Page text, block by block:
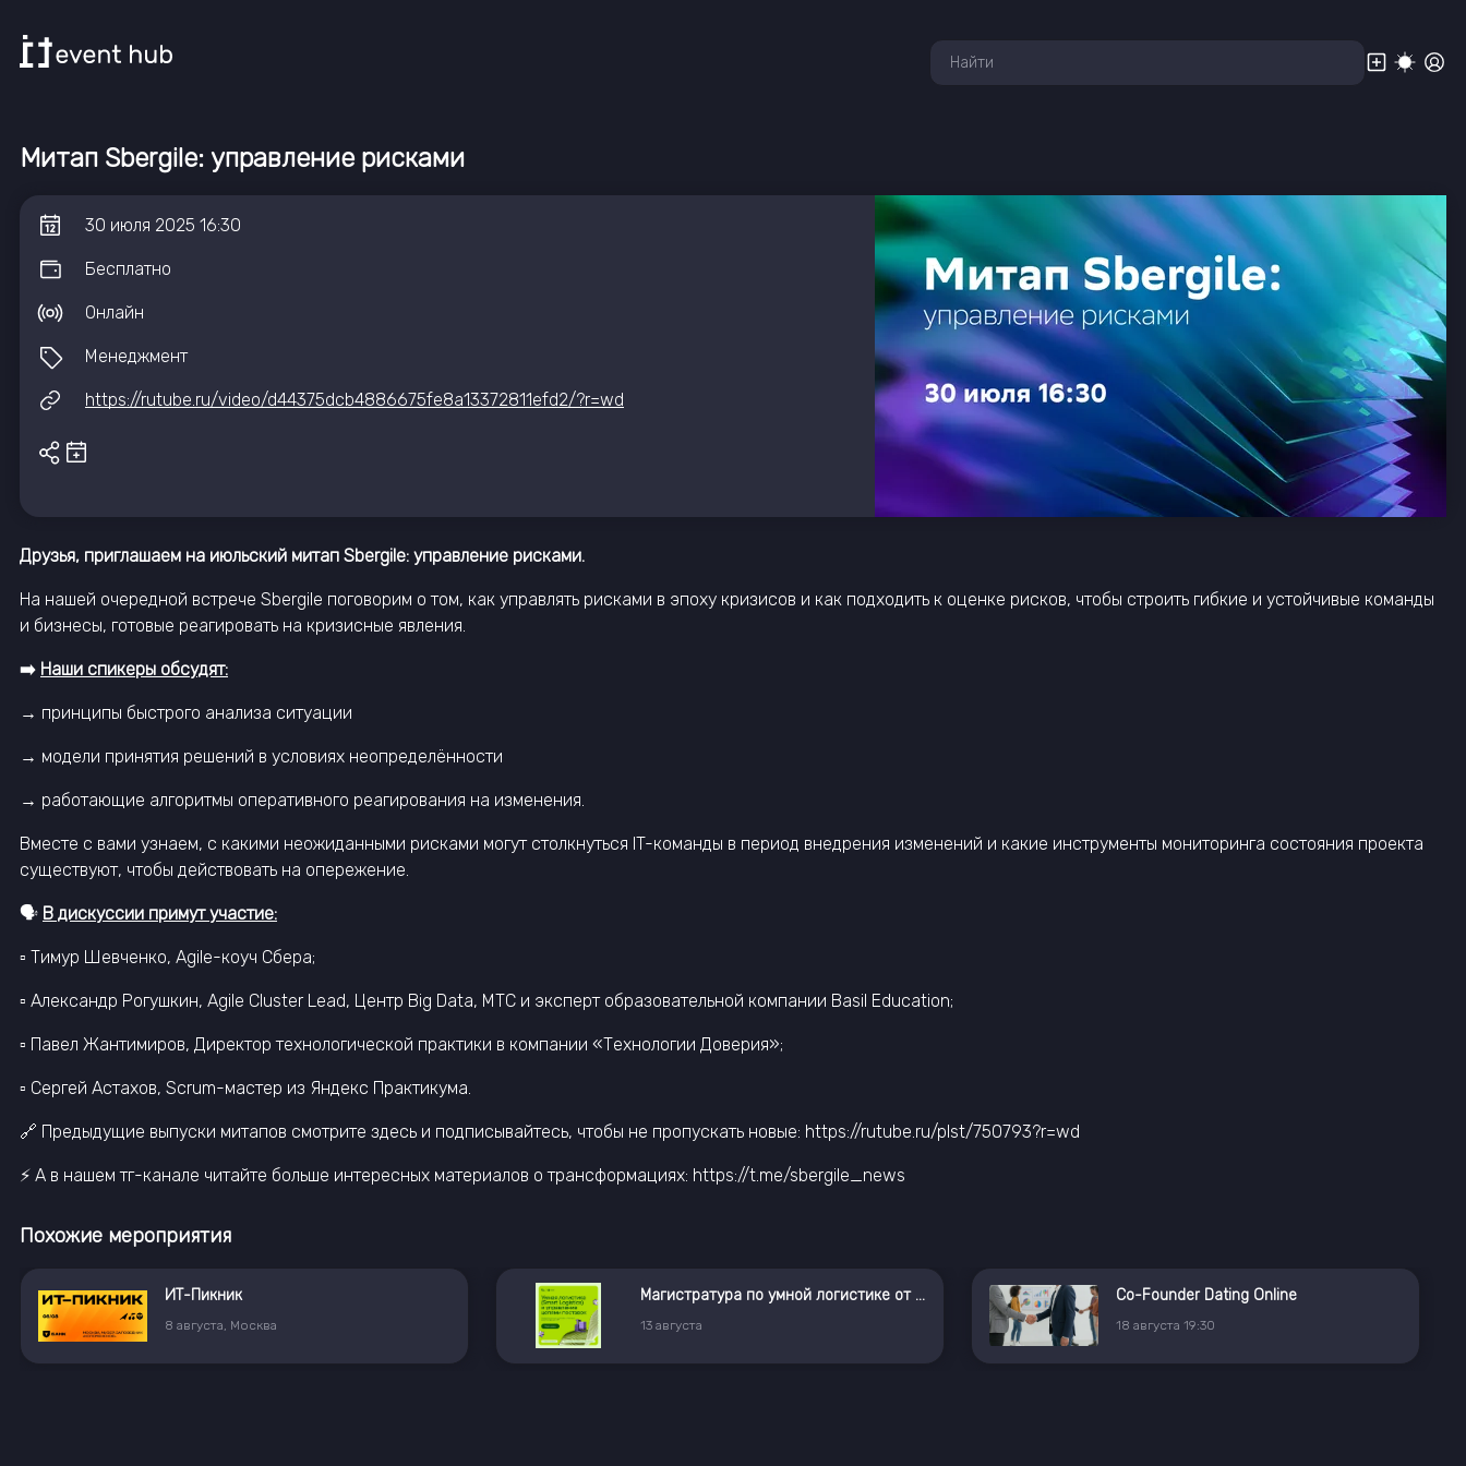
Митап Sbergile: управление рисками
30 июля 2025 16:30
Бесплатно
Онлайн
Менеджмент
https://rutube.ru/video/d44375dcb4886675fe8a13372811efd2/?r=wd
Друзья, приглашаем на июльский митап Sbergile: управление рисками.
На нашей очередной встрече Sbergile поговорим о том, как управлять рисками в эпоху кризисов и как подходить к оценке рисков, чтобы строить гибкие и устойчивые команды
и бизнесы, готовые реагировать на кризисные явления.
➡️ Наши спикеры обсудят:
→ принципы быстрого анализа ситуации
→ модели принятия решений в условиях неопределённости
→ работающие алгоритмы оперативного реагирования на изменения.
Вместе с вами узнаем, с какими неожиданными рисками могут столкнуться IT-команды в период внедрения изменений и какие инструменты мониторинга состояния проекта
существуют, чтобы действовать на опережение.
🗣️ В дискуссии примут участие:
▫️ Тимур Шевченко, Agile-коуч Сбера;
▫️ Александр Рогушкин, Agile Cluster Lead, Центр Big Data, МТС и эксперт образовательной компании Basil Education;
▫️ Павел Жантимиров, Директор технологической практики в компании «Технологии Доверия»;
▫️ Сергей Астахов, Scrum-мастер из Яндекс Практикума.
🔗 Предыдущие выпуски митапов смотрите здесь и подписывайтесь, чтобы не пропускать новые: https://rutube.ru/plst/750793?r=wd
⚡ А в нашем тг-канале читайте больше интересных материалов о трансформациях: https://t.me/sbergile_news
Похожие мероприятия
ИТ-Пикник
8 августа Москва
Магистратура по умной логистике от X5 и РУДН
13 августа
Co-Founder Dating Online
18 августа 19:30